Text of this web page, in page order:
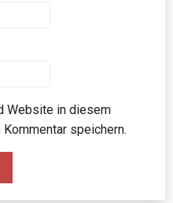
Website in diesem
speichern.